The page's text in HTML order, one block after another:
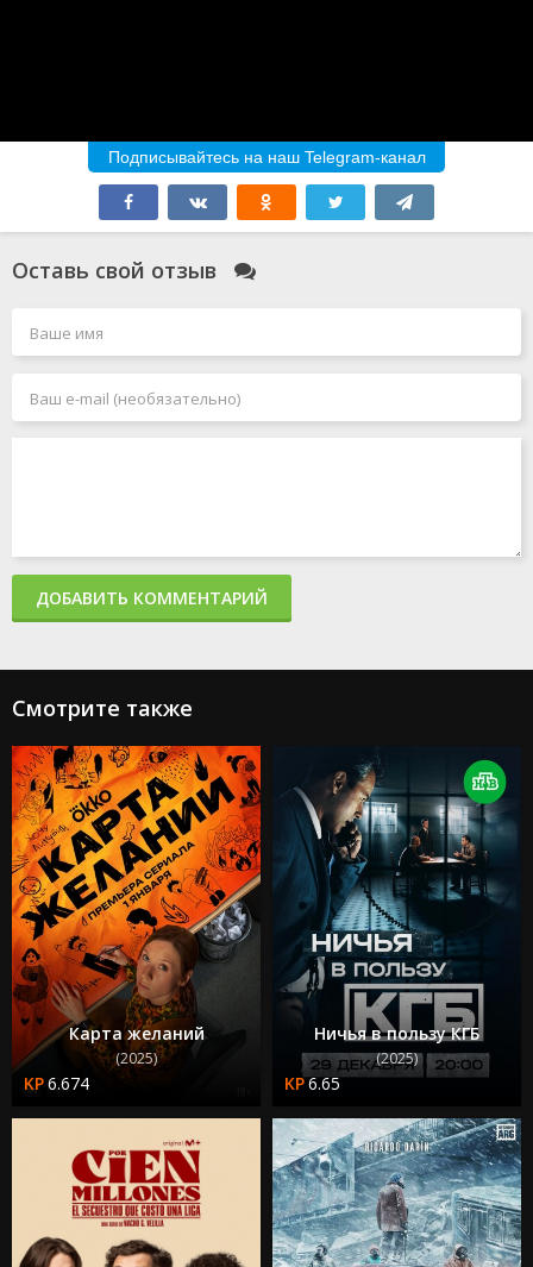
Подписывайтесь на наш Telegram-канал
Оставь свой отзыв
ДОБАВИТЬ КОММЕНТАРИЙ
Смотрите также
Карта желаний
(2025)
6.674
Ничья в пользу КГБ
(2025)
6.65